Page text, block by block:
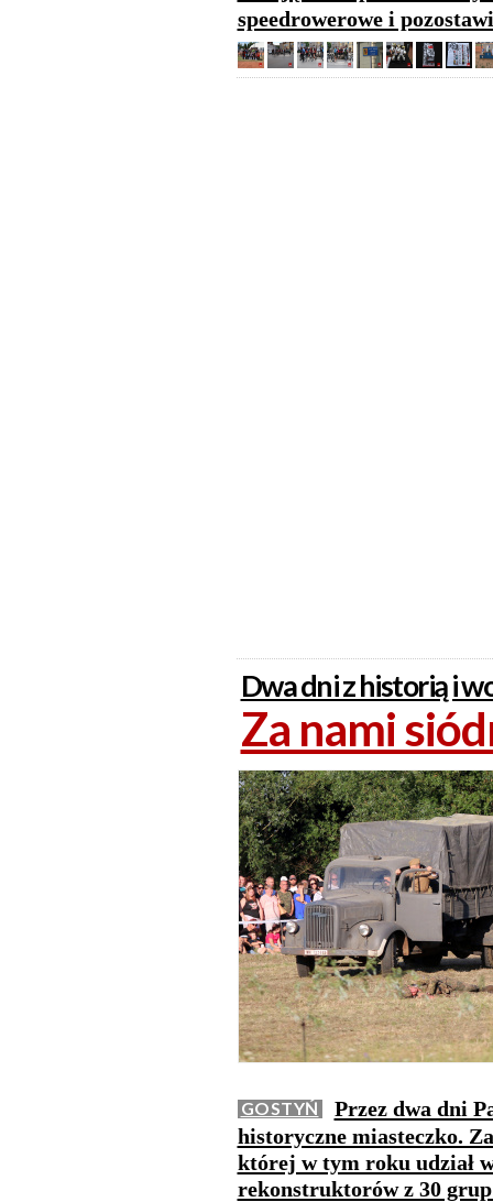
speedrowerowe i
Dwa dni z historią i
Za nami
GOSTYŃ
Przez dwa dni
historyczne miasteczko.
której w tym roku udział
rekonstruktorów z 30